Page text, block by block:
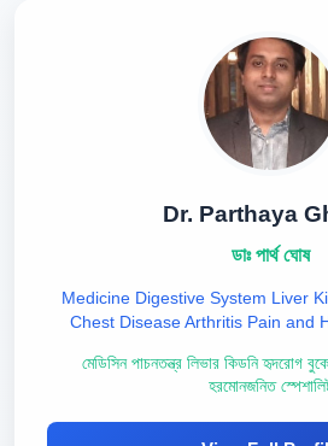
Dr. Parthaya
ডাঃ পার্থ ঘোষ
Medicine Digestive System Liver
Chest Disease Arthritis Pain and
মেডিসিন পাচনতন্ত্র লিভার কিডনি হৃদরোগ
হরমোনজনিত